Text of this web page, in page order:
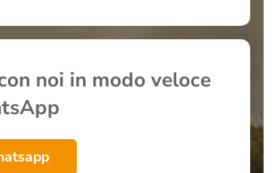
noi in modo veloce